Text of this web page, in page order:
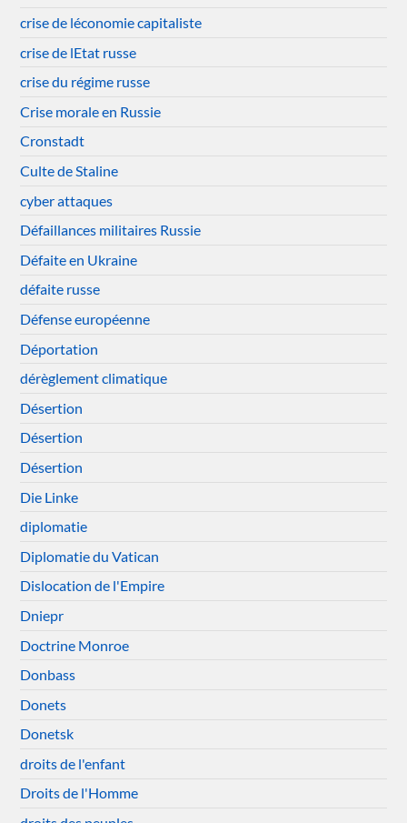
crise de léconomie capitaliste
crise de lEtat russe
crise du régime russe
Crise morale en Russie
Cronstadt
Culte de Staline
cyber attaques
Défaillances militaires Russie
Défaite en Ukraine
défaite russe
Défense européenne
Déportation
dérèglement climatique
Désertion
Désertion
Désertion
Die Linke
diplomatie
Diplomatie du Vatican
Dislocation de l'Empire
Dniepr
Doctrine Monroe
Donbass
Donets
Donetsk
droits de l'enfant
Droits de l'Homme